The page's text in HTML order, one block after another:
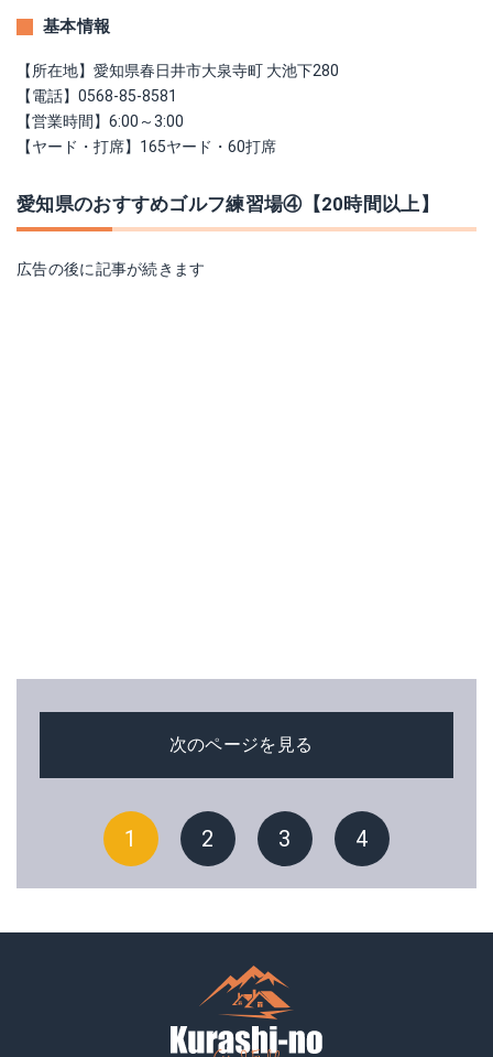
基本情報
【所在地】愛知県春日井市大泉寺町 大池下280
【電話】0568-85-8581
【営業時間】6:00～3:00
【ヤード・打席】165ヤード・60打席
愛知県のおすすめゴルフ練習場④【20時間以上】
広告の後に記事が続きます
次のページを見る
1 2 3 4